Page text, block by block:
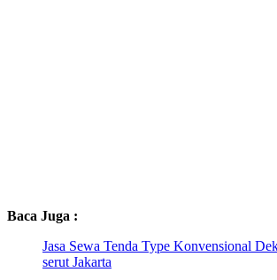
Baca Juga :
Jasa Sewa Tenda Type Konvensional
serut Jakarta